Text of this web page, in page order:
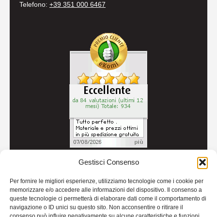
Gestisci Consenso
Per fornire le migliori esperienze, utilizziamo tecnologie come i cookie per
memorizzare e/o accedere alle informazioni del dispositivo. Il consenso a
queste tecnologie ci permetterà di elaborare dati come il comportamento di
navigazione o ID unici su questo sito. Non acconsentire o ritirare il
Telefono: +39 351 000 6467
Credits